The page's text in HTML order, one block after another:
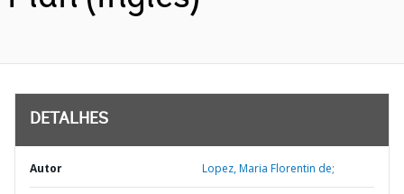
DETALHES
Autor Lopez, Maria Florentin de;